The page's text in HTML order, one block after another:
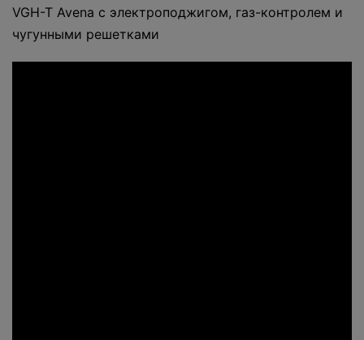
VGH-T Avena с электроподжигом, газ-контролем и
чугунными решетками